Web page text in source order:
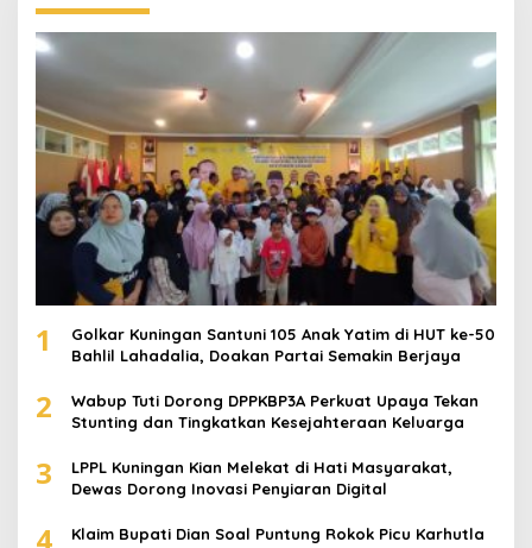
1
Golkar Kuningan Santuni 105 Anak Yatim di HUT ke-50
Bahlil Lahadalia, Doakan Partai Semakin Berjaya
2
Wabup Tuti Dorong DPPKBP3A Perkuat Upaya Tekan
Stunting dan Tingkatkan Kesejahteraan Keluarga
3
LPPL Kuningan Kian Melekat di Hati Masyarakat,
Dewas Dorong Inovasi Penyiaran Digital
4
Klaim Bupati Dian Soal Puntung Rokok Picu Karhutla